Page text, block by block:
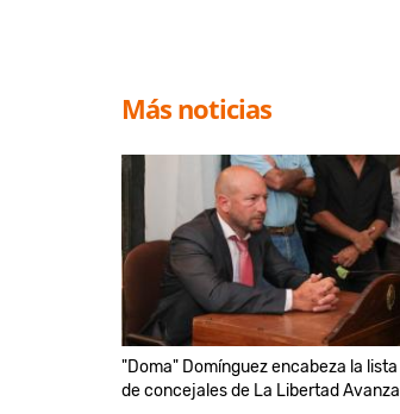
Más noticias
"Doma" Domínguez encabeza la lista
de concejales de La Libertad Avanza